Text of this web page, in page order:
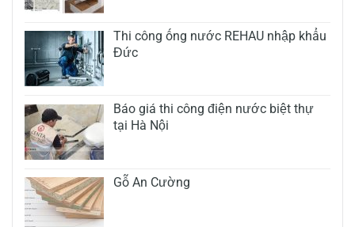
Thi công ống nước REHAU nhập khẩu
Đức
Báo giá thi công điện nước biệt thự
tại Hà Nội
Gỗ An Cường